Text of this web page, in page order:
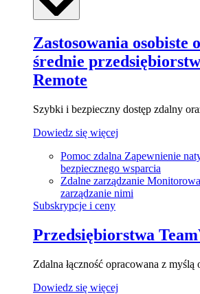
Zastosowania osobiste
średnie
Remote
Szybki i bezpieczny dostęp zdalny
Dowiedz się więcej
Pomoc zdalna Zapewnienie
bezpiecznego wsparcia
Zdalne zarządzanie
zarządzanie nimi
Subskrypcje i ceny
Przedsiębiorstwa
Zdalna łączność opracowana z myślą
Dowiedz się więcej